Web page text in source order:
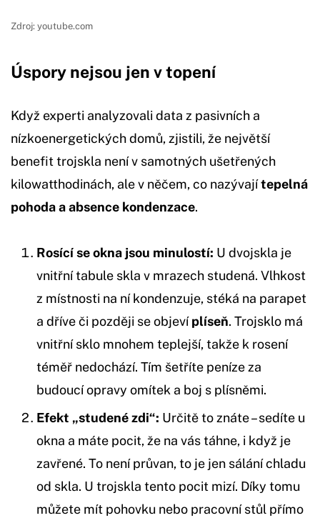
Zdroj: youtube.com
Úspory nejsou jen v topení
Když experti analyzovali data z pasivních a
nízkoenergetických domů, zjistili, že největší
benefit trojskla není v samotných ušetřených
kilowatthodinách, ale v něčem, co nazývajítepelná
pohoda a absence kondenzace.
Rosící se okna jsou minulostí: U dvojskla je
vnitřní tabule skla v mrazech studená. Vlhkost
z místnosti na ní kondenzuje, stéká na parapet
a dříve či později se objevíplíseň. Trojsklo má
vnitřní sklo mnohem teplejší, takže k rosení
téměř nedochází. Tím šetříte peníze za
budoucí opravy omítek a boj s plísněmi.
Efekt „studené zdi“: Určitě to znáte – sedíte u
okna a máte pocit, že na vás táhne, i když je
zavřené. To není průvan, to je jen sálání chladu
od skla. U trojskla tento pocit mizí. Díky tomu
můžete mít pohovku nebo pracovní stůl přímo